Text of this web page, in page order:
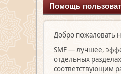
Помощь
Добро пожаловать
SMF — лучшее,
отдельных
соответствующим